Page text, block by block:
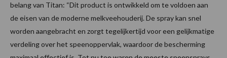
belang van Titan: “Dit product is ontwikkeld om te voldoen aan
de eisen van de moderne melkveehouderij. De spray kan snel
worden aangebracht en zorgt tegelijkertijd voor een gelijkmatige
verdeling over het speenoppervlak, waardoor de bescherming